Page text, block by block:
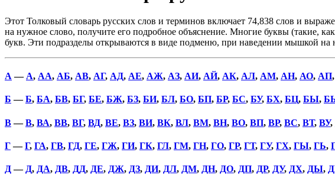
Этот Толковый словарь русских слов и терминов включает 74,838 слов и
на нужное слово, получите его подробное объяснение. Многие буквы (такие,
букв. Эти подразделы открываются в виде подменю, при наведении мышкой на
А — А, АА, АБ, АВ, АГ, АД, АЕ, АЖ, АЗ, АИ, АЙ, АК, АЛ, АМ, АН, АО, АП,
Б —Б, БА, БВ, БГ, БЕ, БЖ, БЗ, БИ, БЛ, БО, БП, БР, БС, БУ, БХ, БЦ, БЫ,
В—В, ВА, ВВ, ВГ, ВД, ВЕ, ВЗ, ВИ, ВК, ВЛ, ВМ, ВН, ВО, ВП, ВР, ВС, ВТ, ВУ,
Г—Г, ГА, ГВ, ГД, ГЕ, ГЖ, ГИ, ГК, ГЛ, ГМ, ГН, ГО, ГР, ГТ, ГУ, ГХ, ГЫ, ГЬ,
Д— Д, ДА, ДВ, ДД, ДЕ, ДЖ, ДЗ, ДИ, ДЛ, ДМ, ДН, ДО, ДП, ДР, ДУ, ДХ, ДЫ,